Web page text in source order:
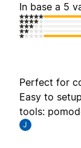
In base a 5
Perfect for
Easy to
tools:
J